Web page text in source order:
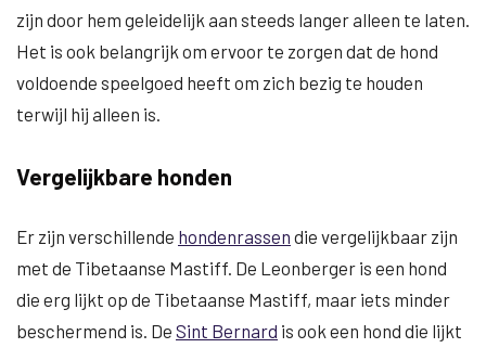
zijn door hem geleidelijk aan steeds langer alleen te laten.
Het is ook belangrijk om ervoor te zorgen dat de hond
voldoende speelgoed heeft om zich bezig te houden
terwijl hij alleen is.
Vergelijkbare honden
Er zijn verschillende hondenrassen die vergelijkbaar zijn
met de Tibetaanse Mastiff. De Leonberger is een hond
die erg lijkt op de Tibetaanse Mastiff, maar iets minder
beschermend is. De Sint Bernard is ook een hond die lijkt